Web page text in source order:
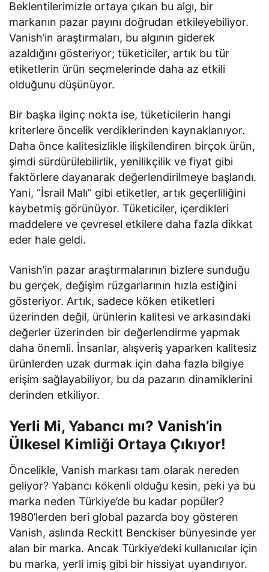
Beklentilerimizle ortaya çıkan bu algı, bir
markanın pazar payını doğrudan etkileyebiliyor.
Vanish’in araştırmaları, bu algının giderek
azaldığını gösteriyor; tüketiciler, artık bu tür
etiketlerin ürün seçmelerinde daha az etkili
olduğunu düşünüyor.
Bir başka ilginç nokta ise, tüketicilerin hangi
kriterlere öncelik verdiklerinden kaynaklanıyor.
Daha önce kalitesizlikle ilişkilendiren birçok ürün,
şimdi sürdürülebilirlik, yenilikçilik ve fiyat gibi
faktörlere dayanarak değerlendirilmeye başlandı.
Yani, “İsrail Malı” gibi etiketler, artık geçerliliğini
kaybetmiş görünüyor. Tüketiciler, içerdikleri
maddelere ve çevresel etkilere daha fazla dikkat
eder hale geldi.
Vanish’in pazar araştırmalarının bizlere sunduğu
bu gerçek, değişim rüzgarlarının hızla estiğini
gösteriyor. Artık, sadece köken etiketleri
üzerinden değil, ürünlerin kalitesi ve arkasındaki
değerler üzerinden bir değerlendirme yapmak
daha önemli. İnsanlar, alışveriş yaparken kalitesiz
ürünlerden uzak durmak için daha fazla bilgiye
erişim sağlayabiliyor, bu da pazarın dinamiklerini
derinden etkiliyor.
Yerli Mi, Yabancı mı? Vanish’in
Ülkesel Kimliği Ortaya Çıkıyor!
Öncelikle, Vanish markası tam olarak nereden
geliyor? Yabancı kökenli olduğu kesin, peki ya bu
marka neden Türkiye’de bu kadar popüler?
1980’lerden beri global pazarda boy gösteren
Vanish, aslında Reckitt Benckiser bünyesinde yer
alan bir marka. Ancak Türkiye’deki kullanıcılar için
bu marka, yerli imiş gibi bir hissiyat uyandırıyor.